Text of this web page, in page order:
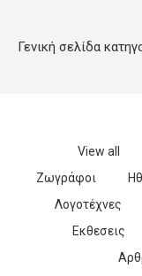
Γενική σελίδα
View all
Ζωγράφοι
Λογοτέχνες
Εκθεσεις